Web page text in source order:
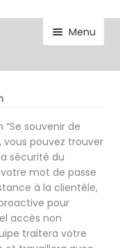
Menu
child
menu
Expand
menu
souvenir de
vous pouvez trouver
sécurité du
mot de passe
à la clientèle,
pour
accès non
traitera votre